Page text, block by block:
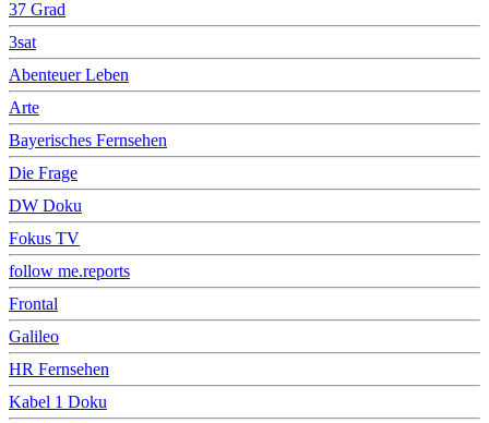
37 Grad
3sat
Abenteuer Leben
Arte
Bayerisches Fernsehen
Die Frage
DW Doku
Fokus TV
follow me.reports
Frontal
Galileo
HR Fernsehen
Kabel 1 Doku